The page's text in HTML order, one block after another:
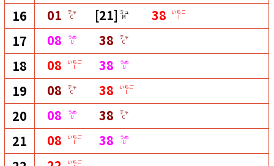
16 01 チャ
C [21] ミュ
M 38 いちご
I
17 08 うめ
U 38 チャ
C
18 08 いちご
I 38 うめ
U
19 08 チャ
C 38 いちご
I
20 08 うめ
U 38 チャ
C
21 08 いちご
I 38 うめ
U
いちご